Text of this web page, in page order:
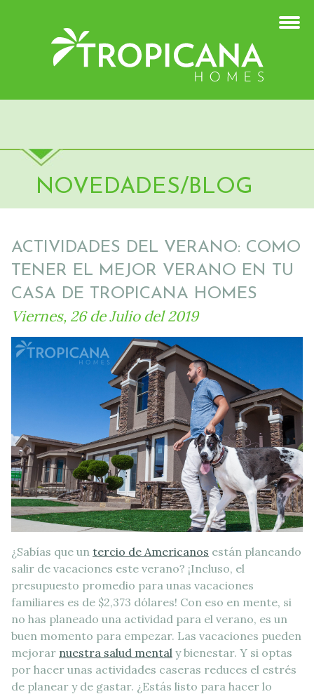
NOVEDADES/BLOG
ACTIVIDADES DEL VERANO: COMO
TENER EL MEJOR VERANO EN TU
CASA DE TROPICANA HOMES
Viernes, 26 de Julio del 2019
¿Sabías que un tercio de Americanos están planeando
salir de vacaciones este verano? ¡Incluso, el
presupuesto promedio para unas vacaciones
familiares es de $2,373 dólares! Con eso en mente, si
no has planeado una actividad para el verano, es un
buen momento para empezar. Las vacaciones pueden
mejorar nuestra salud mental y bienestar. Y si optas
por hacer unas actividades caseras reduces el estrés
de planear y de gastar. ¿Estás listo para hacer lo